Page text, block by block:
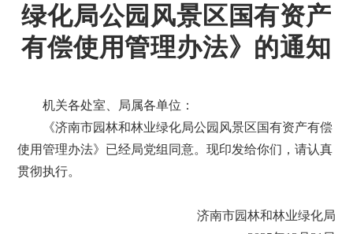
绿化局公园风景区国有资产
有偿使用管理办法》的通知
机关各处室、局属各单位：
《济南市园林和林业绿化局公园风景区国有资产有偿
使用管理办法》已经局党组同意。现印发给你们，请认真
贯彻执行。
济南市园林和林业绿化局